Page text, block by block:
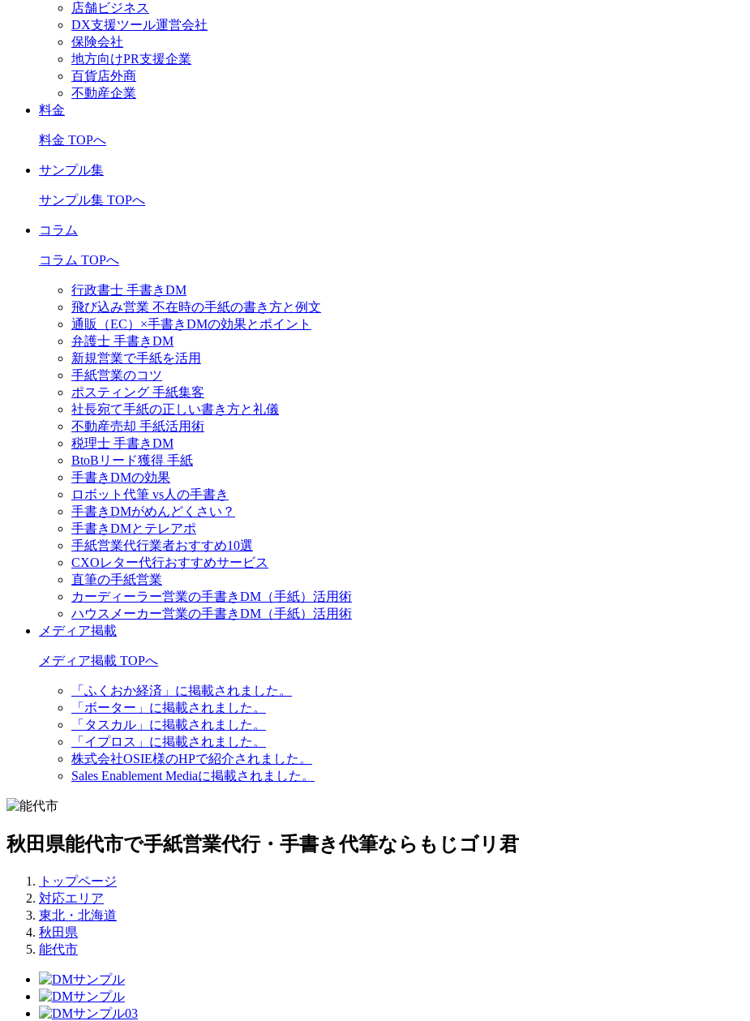
店舗ビジネス
DX支援ツール運営会社
保険会社
地方向けPR支援企業
百貨店外商
不動産企業
料金
料金 TOPへ
サンプル集
サンプル集 TOPへ
コラム
コラム TOPへ
行政書士 手書きDM
飛び込み営業 不在時の手紙の書き方と例文
通販（EC）×手書きDMの効果とポイント
弁護士 手書きDM
新規営業で手紙を活用
手紙営業のコツ
ポスティング 手紙集客
社長宛て手紙の正しい書き方と礼儀
不動産売却 手紙活用術
税理士 手書きDM
BtoBリード獲得 手紙
手書きDMの効果
ロボット代筆 vs人の手書き
手書きDMがめんどくさい？
手書きDMとテレアポ
手紙営業代行業者おすすめ10選
CXOレター代行おすすめサービス
直筆の手紙営業
カーディーラー営業の手書きDM（手紙）活用術
ハウスメーカー営業の手書きDM（手紙）活用術
メディア掲載
メディア掲載 TOPへ
「ふくおか経済」に掲載されました。
「ボーター」に掲載されました。
「タスカル」に掲載されました。
「イプロス」に掲載されました。
株式会社OSIE様のHPで紹介されました。
Sales Enablement Mediaに掲載されました。
秋田県能代市で手紙営業代行・手書き代筆ならもじゴリ君
トップページ
対応エリア
東北・北海道
秋田県
能代市